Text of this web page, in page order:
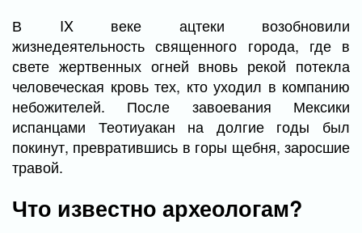
В IX веке ацтеки возобновили
жизнедеятельность священного города, где в
свете жертвенных огней вновь рекой потекла
человеческая кровь тех, кто уходил в компанию
небожителей. После завоевания Мексики
испанцами Теотиуакан на долгие годы был
покинут, превратившись в горы щебня, заросшие
травой.
Что известно археологам?